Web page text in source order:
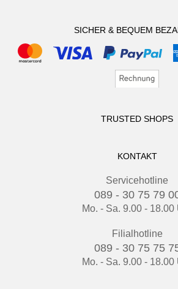
SICHER & BEQUEM
TRUSTED SHOPS
KONTAKT
Servicehotline
089 - 30 75 79
Mo. - Sa. 9.00 - 18.00
Filialhotline
089 - 30 75 75
Mo. - Sa. 9.00 - 18.00